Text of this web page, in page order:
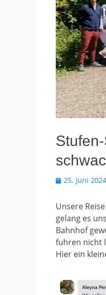
Veröffentlicht
25. Juni 2024
Unsere
gelang es
Bahnhof
fuhren nicht
Hier ein